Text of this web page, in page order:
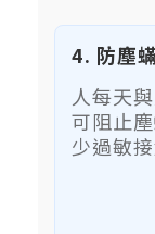
4. 防塵
人每天
可阻止
少過敏接